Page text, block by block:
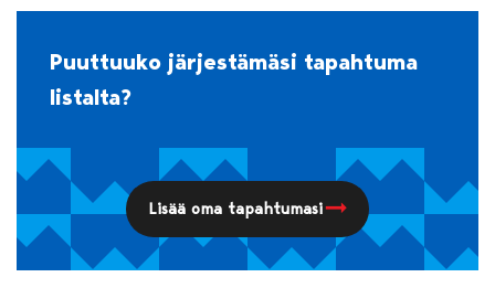
Puuttuuko järjestämäsi tapahtuma
listalta?
Lisää oma tapahtumasi